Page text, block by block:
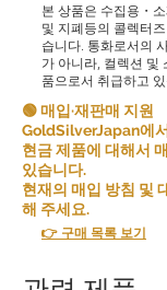
본 상품은 수집용・
및 지폐등의 콜렉터
습니다. 통화로서의
가 아니라, 컬렉션 및
품으로서 취급하고
🟢 매입·재판매 지원
GoldSilverJapan에
현금 제품에 대해서
있습니다.
현재의 매입 방침 및
해 주세요.
👉 구매 목록 보기